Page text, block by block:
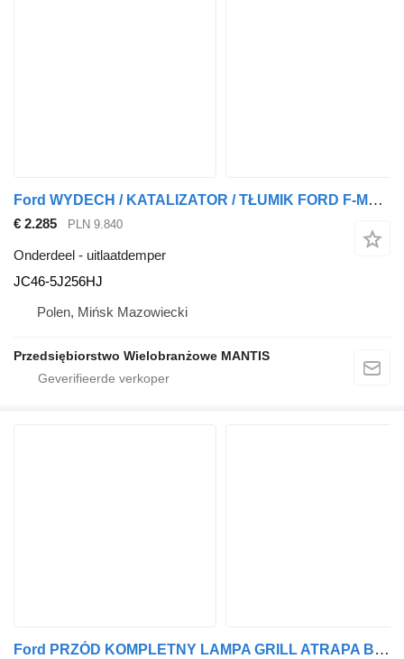
Ford WYDECH / KATALIZATOR / TŁUMIK FORD F-MAX 500 EURO6 JC46-5J256HJ uitlaatdemper voor trekker
€ 2.285 PLN 9.840
Onderdeel - uitlaatdemper
JC46-5J256HJ
Polen, Mińsk Mazowiecki
Przedsiębiorstwo Wielobranżowe MANTIS
Ford PRZÓD KOMPLETNY LAMPA GRILL ATRAPA BELKA F-MAX 500 TRUCKS ZDERZAK bumper voor Ford F MAX trekker